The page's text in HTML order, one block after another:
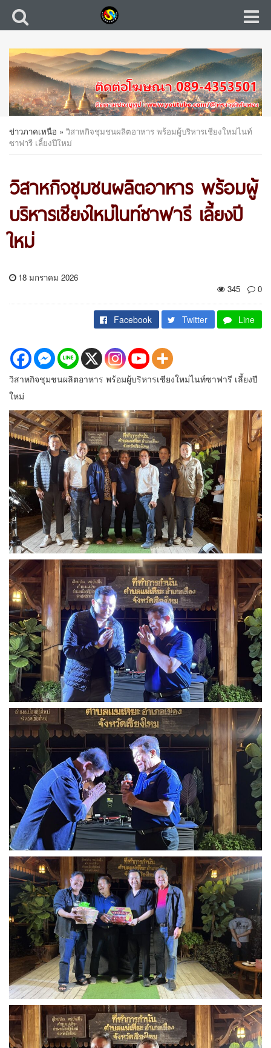
ข่าวภาคเหนือ » วิสาหกิจชุมชนผลิตอาหาร พร้อมผู้บริหารเชียงใหม่ไนท์
ซาฟารี เลี้ยงปีใหม่
วิสาหกิจชุมชนผลิตอาหาร พร้อมผู้
บริหารเชียงใหม่ไนท์ซาฟารี เลี้ยงปี
ใหม่
18 มกราคม 2026
345
0
Facebook Twitter Line
วิสาหกิจชุมชนผลิตอาหาร พร้อมผู้บริหารเชียงใหม่ไนท์ซาฟารี เลี้ยงปี
ใหม่